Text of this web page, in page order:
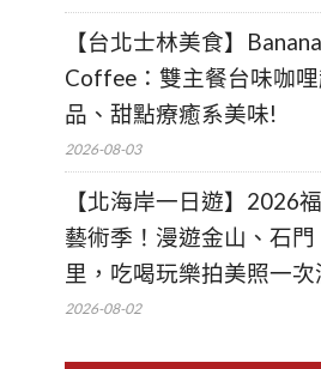
【台北士林美食】
Coffee：雙主餐台味咖
品、甜點療癒系美味!
2026-08-03
【北海岸一日遊】2026
藝術季！漫遊金山、石
里，吃喝玩樂拍美照一次
2026-08-02